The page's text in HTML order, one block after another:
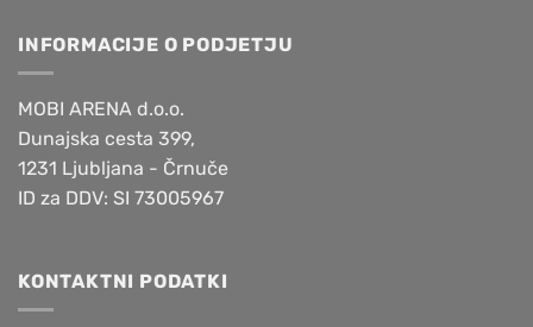
INFORMACIJE O PODJETJU
MOBI ARENA d.o.o.
Dunajska cesta 399,
1231 Ljubljana - Črnuče
ID za DDV: SI 73005967
KONTAKTNI PODATKI